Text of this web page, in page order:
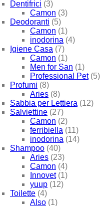
Dentifrici (3)
Camon (3)
Deodoranti (5)
Camon (1)
inodorina (4)
Igiene Casa (7)
Camon (1)
Men for San (1)
Professional Pet (5)
Profumi (8)
Aries (8)
Sabbia per Lettiera (12)
Salviettine (27)
Camon (2)
ferribiella (11)
inodorina (14)
Shampoo (40)
Aries (23)
Camon (4)
Innovet (1)
yuup (12)
Toilette (4)
Also (1)